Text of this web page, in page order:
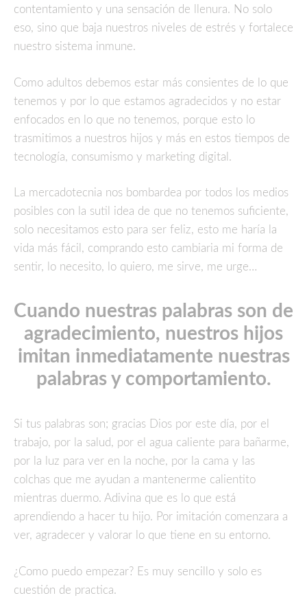
contentamiento y una sensación de llenura. No solo
eso, sino que baja nuestros niveles de estrés y fortalece
nuestro sistema inmune.
Como adultos debemos estar más consientes de lo que
tenemos y por lo que estamos agradecidos y no estar
enfocados en lo que no tenemos, porque esto lo
trasmitimos a nuestros hijos y más en estos tiempos de
tecnología, consumismo y marketing digital.
La mercadotecnia nos bombardea por todos los medios
posibles con la sutil idea de que no tenemos suficiente,
solo necesitamos esto para ser feliz, esto me haría la
vida más fácil, comprando esto cambiaria mi forma de
sentir, lo necesito, lo quiero, me sirve, me urge…
Cuando nuestras palabras son de
agradecimiento, nuestros hijos
imitan inmediatamente nuestras
palabras y comportamiento.
Si tus palabras son; gracias Dios por este día, por el
trabajo, por la salud, por el agua caliente para bañarme,
por la luz para ver en la noche, por la cama y las
colchas que me ayudan a mantenerme calientito
mientras duermo. Adivina que es lo que está
aprendiendo a hacer tu hijo. Por imitación comenzara a
ver, agradecer y valorar lo que tiene en su entorno.
¿Como puedo empezar? Es muy sencillo y solo es
cuestión de practica.